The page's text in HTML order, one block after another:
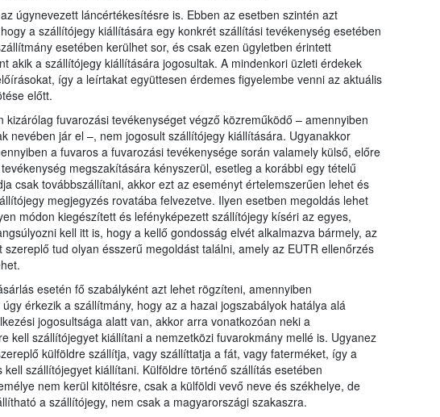
úgynevezett láncértékesítésre is. Ebben az esetben szintén azt
a szállítójegy kiállítására egy konkrét szállítási tevékenység esetében
esetében kerülhet sor, és csak ezen ügyletben érintett
akik a szállítójegy kiállítására jogosultak. A mindenkori üzleti érdekek
így a leírtakat együttesen érdemes figyelembe venni az aktuális
előtt.
kizárólag fuvarozási tevékenységet végző közreműködő – amennyiben
nevében jár el –, nem jogosult szállítójegy kiállítására. Ugyanakkor
a fuvaros a fuvarozási tevékenysége során valamely külső, előre
megszakítására kényszerül, esetleg a korábbi egy tételű
csak továbbszállítani, akkor ezt az eseményt értelemszerűen lehet és
megjegyzés rovatába felvezetve. Ilyen esetben megoldás lehet
módon kiegészített és lefényképezett szállítójegy kíséri az egyes,
kell itt is, hogy a kellő gondosság elvét alkalmazva bármely, az
tud olyan ésszerű megoldást találni, amely az EUTR ellenőrzés
esetén fő szabályként azt lehet rögzíteni, amennyiben
érkezik a szállítmány, hogy az a hazai jogszabályok hatálya alá
jogosultsága alatt van, akkor arra vonatkozóan neki a
kell szállítójegyet kiállítani a nemzetközi fuvarokmány mellé is. Ugyanez
külföldre szállítja, vagy szállíttatja a fát, vagy faterméket, így a
szállítójegyet kiállítani. Külföldre történő szállítás esetében
nem kerül kitöltésre, csak a külföldi vevő neve és székhelye, de
a szállítójegy, nem csak a magyarországi szakaszra.